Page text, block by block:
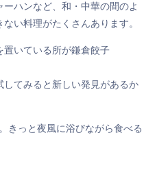
ハンなど、和・中華の間のよ
い料理がたくさんあります。
置いている所が鎌倉餃子
てみると新しい発見があるか
きっと夜風に浴びながら食べる